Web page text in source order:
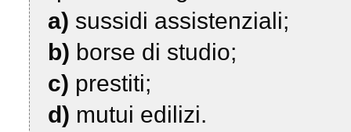
a) sussidi assistenziali;
b) borse di studio;
c) prestiti;
d) mutui edilizi.